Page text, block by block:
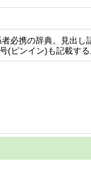
必携の辞典。見出
(ピンイン)も記載する